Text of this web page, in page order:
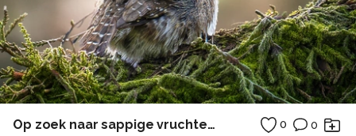
Op zoek naar sappige vruchten 2 0 0